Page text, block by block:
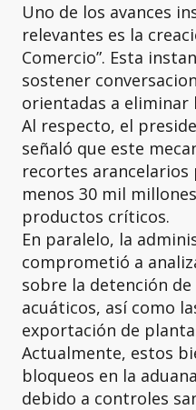
Uno de los avances
relevantes es la
Comercio”. Esta
sostener
orientadas a eliminar
Al respecto, el
señaló que este
recortes arancelarios
menos 30 mil
productos críticos.
En paralelo, la
comprometió a
sobre la detención
acuáticos, así como
exportación de
Actualmente, estos
bloqueos en la
debido a controles